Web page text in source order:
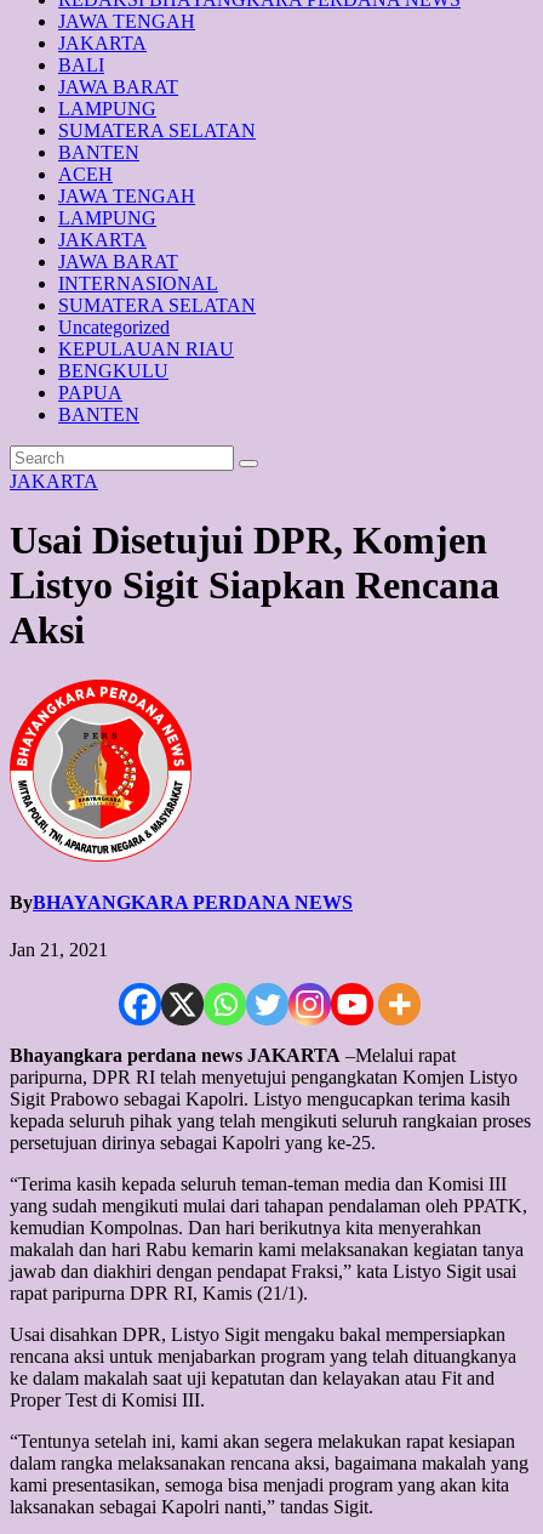
JAWA TENGAH
JAKARTA
BALI
JAWA BARAT
LAMPUNG
SUMATERA SELATAN
BANTEN
ACEH
JAWA TENGAH
LAMPUNG
JAKARTA
JAWA BARAT
INTERNASIONAL
SUMATERA SELATAN
Uncategorized
KEPULAUAN RIAU
BENGKULU
PAPUA
BANTEN
JAKARTA
Usai Disetujui DPR, Komjen
Listyo Sigit Siapkan Rencana
Aksi
ByBHAYANGKARA PERDANA NEWS
Jan 21, 2021
Bhayangkara perdana news JAKARTA –Melalui rapat
paripurna, DPR RI telah menyetujui pengangkatan Komjen Listyo
Sigit Prabowo sebagai Kapolri. Listyo mengucapkan terima kasih
kepada seluruh pihak yang telah mengikuti seluruh rangkaian proses
persetujuan dirinya sebagai Kapolri yang ke-25.
“Terima kasih kepada seluruh teman-teman media dan Komisi III
yang sudah mengikuti mulai dari tahapan pendalaman oleh PPATK,
kemudian Kompolnas. Dan hari berikutnya kita menyerahkan
makalah dan hari Rabu kemarin kami melaksanakan kegiatan tanya
jawab dan diakhiri dengan pendapat Fraksi,” kata Listyo Sigit usai
rapat paripurna DPR RI, Kamis (21/1).
Usai disahkan DPR, Listyo Sigit mengaku bakal mempersiapkan
rencana aksi untuk menjabarkan program yang telah dituangkanya
ke dalam makalah saat uji kepatutan dan kelayakan atau Fit and
Proper Test di Komisi III.
“Tentunya setelah ini, kami akan segera melakukan rapat kesiapan
dalam rangka melaksanakan rencana aksi, bagaimana makalah yang
kami presentasikan, semoga bisa menjadi program yang akan kita
laksanakan sebagai Kapolri nanti,” tandas Sigit.